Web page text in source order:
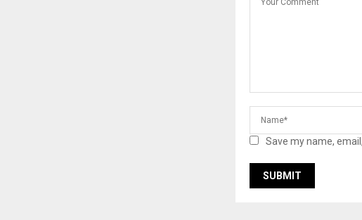
Save my name,